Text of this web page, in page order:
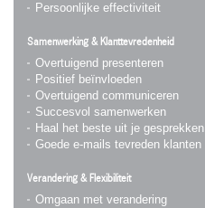
Persoonlijke effectiviteit
Samenwerking & Klanttevredenheid
Overtuigend presenteren
Positief beïnvloeden
Overtuigend communiceren
Succesvol samenwerken
Haal het beste uit je gesprekken
Goede e-mails tevreden klanten
Verandering & Flexibiliteit
Omgaan met verandering